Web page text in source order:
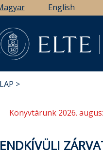
English
Könyvtárunk 2026.